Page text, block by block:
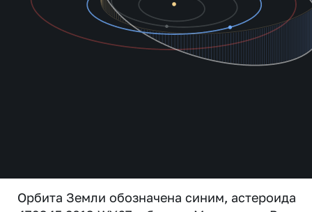
Орбита Земли обозначена синим, астероида